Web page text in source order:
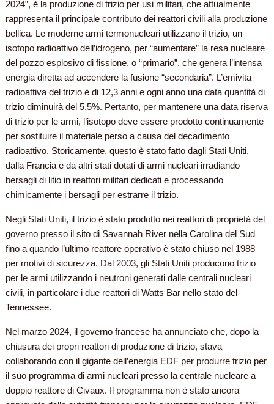
2024”, è la produzione di trizio per usi militari, che attualmente
rappresenta il principale contributo dei reattori civili alla produzione
bellica. Le moderne armi termonucleari utilizzano il trizio, un
isotopo radioattivo dell’idrogeno, per “aumentare” la resa nucleare
del pozzo esplosivo di fissione, o “primario”, che genera l’intensa
energia diretta ad accendere la fusione “secondaria”. L’emivita
radioattiva del trizio è di 12,3 anni e ogni anno una data quantità di
trizio diminuirà del 5,5%. Pertanto, per mantenere una data riserva
di trizio per le armi, l’isotopo deve essere prodotto continuamente
per sostituire il materiale perso a causa del decadimento
radioattivo. Storicamente, questo è stato fatto dagli Stati Uniti,
dalla Francia e da altri stati dotati di armi nucleari irradiando
bersagli di litio in reattori militari dedicati e processando
chimicamente i bersagli per estrarre il trizio.
Negli Stati Uniti, il trizio è stato prodotto nei reattori di proprietà del
governo presso il sito di Savannah River nella Carolina del Sud
fino a quando l’ultimo reattore operativo è stato chiuso nel 1988
per motivi di sicurezza. Dal 2003, gli Stati Uniti producono trizio
per le armi utilizzando i neutroni generati dalle centrali nucleari
civili, in particolare i due reattori di Watts Bar nello stato del
Tennessee.
Nel marzo 2024, il governo francese ha annunciato che, dopo la
chiusura dei propri reattori di produzione di trizio, stava
collaborando con il gigante dell’energia EDF per produrre trizio per
il suo programma di armi nucleari presso la centrale nucleare a
doppio reattore di Civaux. Il programma non è stato ancora